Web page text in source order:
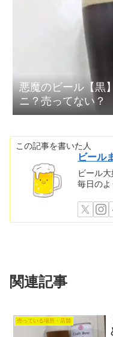
悪魔のビール【黒
ニ？売ってない？
この記事を書いた人
ビール
ビール
毎日のよ
関連記事
売っている場所・店舗